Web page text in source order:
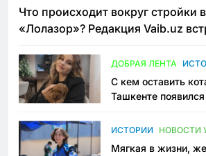
Что происходит вокруг стройки
«Лолазор»? Редакция Vaib.uz
ДОБРАЯ ЛЕНТА
С кем оставить
Ташкенте
ИСТОРИИ НОВОСТИ
Мягкая в жизни,